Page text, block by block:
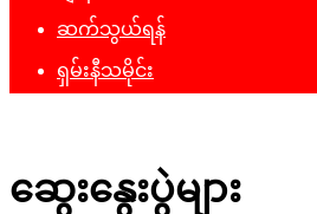
ဆက်သွယ်ရန်
ရှမ်းနီသမိုင်း
ဆွေးနွေးပွဲများ